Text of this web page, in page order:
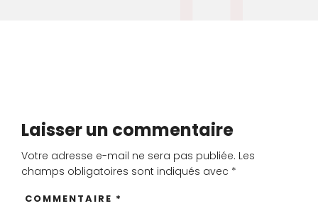
Laisser un commentaire
Votre adresse e-mail ne sera pas publiée. Les
champs obligatoires sont indiqués avec *
COMMENTAIRE *